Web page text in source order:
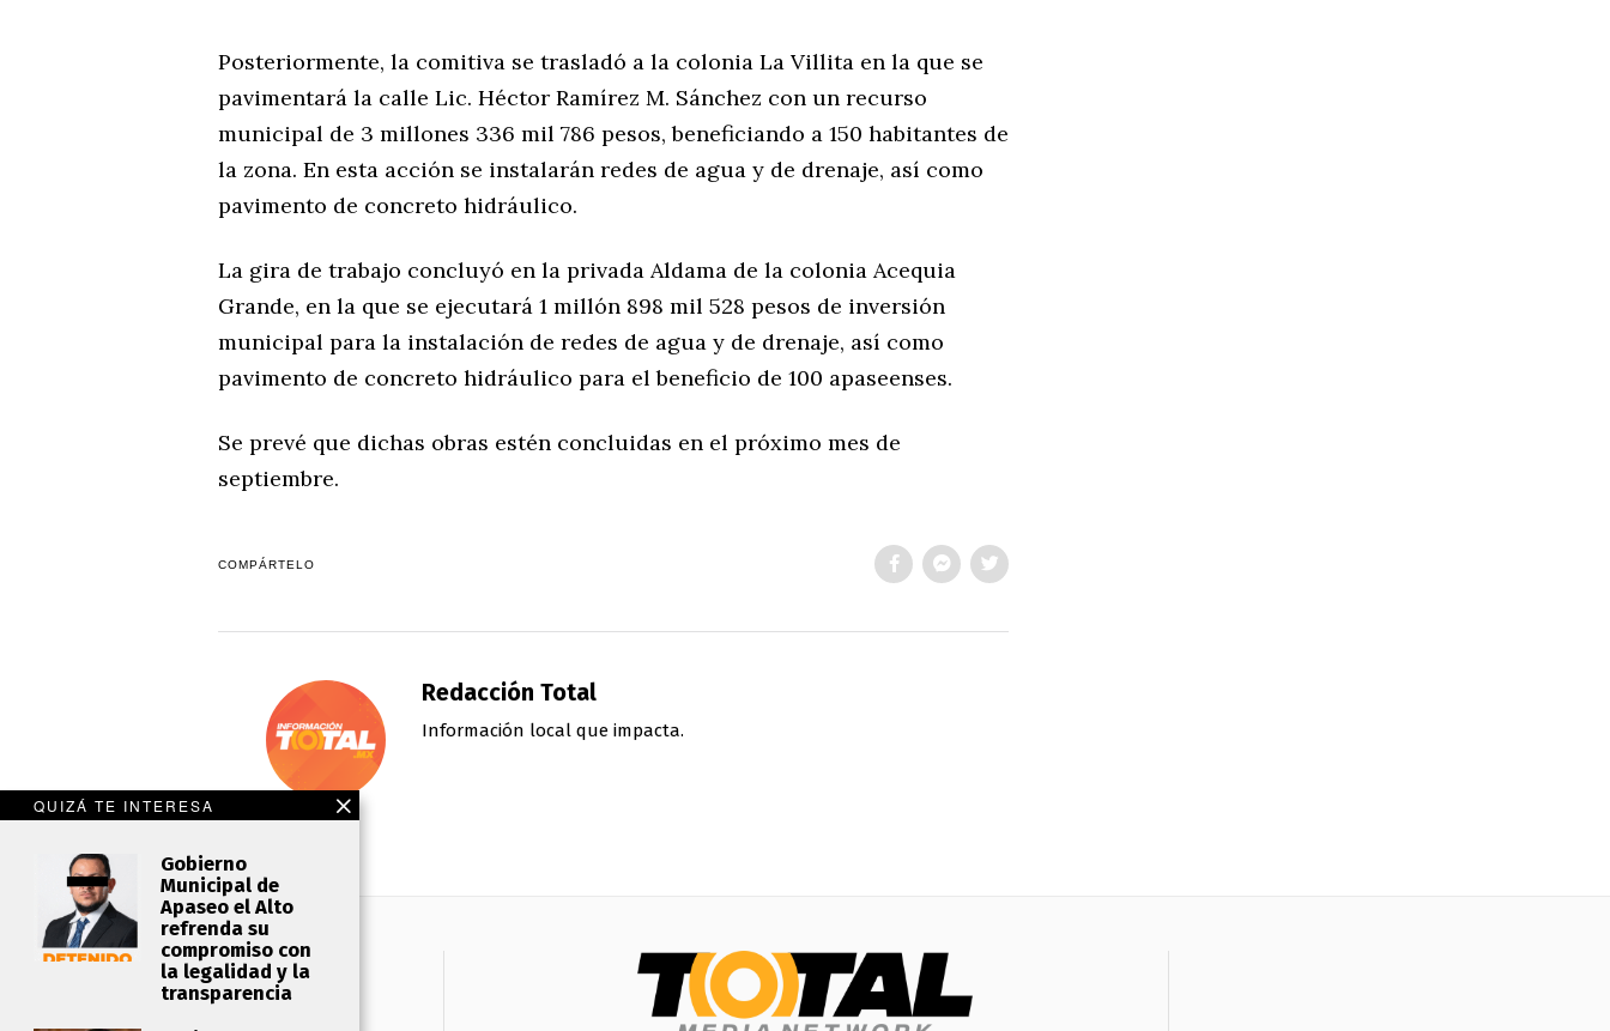
Posteriormente, la comitiva se trasladó a la colonia La Villita en la que se
pavimentará la calle Lic. Héctor Ramírez M. Sánchez con un recurso
municipal de 3 millones 336 mil 786 pesos, beneficiando a 150 habitantes de
la zona. En esta acción se instalarán redes de agua y de drenaje, así como
pavimento de concreto hidráulico.
La gira de trabajo concluyó en la privada Aldama de la colonia Acequia
Grande, en la que se ejecutará 1 millón 898 mil 528 pesos de inversión
municipal para la instalación de redes de agua y de drenaje, así como
pavimento de concreto hidráulico para el beneficio de 100 apaseenses.
Se prevé que dichas obras estén concluidas en el próximo mes de
septiembre.
COMPÁRTELO
Redacción Total
Información local que impacta.
QUIZÁ TE INTERESA
Gobierno
Municipal de
Apaseo el Alto
refrenda su
compromiso con
la legalidad y la
transparencia